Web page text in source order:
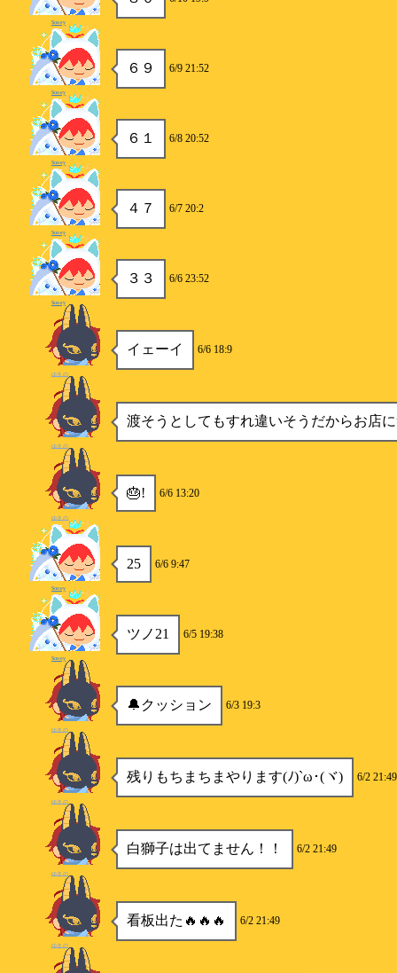
Soney
６９ 6/9 21:52
Soney
６１ 6/8 20:52
Soney
４７ 6/7 20:2
Soney
３３ 6/6 23:52
Soney
イェーイ 6/6 18:9
ゆきの
渡そうとしてもすれ違いそうだからお店
ゆきの
🎂! 6/6 13:20
ゆきの
25 6/6 9:47
Soney
ツノ21 6/5 19:38
Soney
🔔クッション 6/3 19:3
ゆきの
残りもちまちまやります(ﾉ)`ω･(ヾ) 6/2 21:49
ゆきの
白獅子は出てません！！ 6/2 21:49
ゆきの
看板出た🔥🔥🔥 6/2 21:49
ゆきの